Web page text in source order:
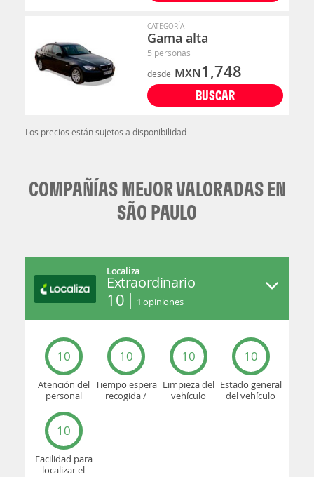
CATEGORÍA
Gama alta
5 personas
desde MXN1,748
BUSCAR
Los precios están sujetos a disponibilidad
COMPAÑÍAS MEJOR VALORADAS EN
SÃO PAULO
Localiza
Extraordinario
10 1 opiniones
10
Atención del
personal
10
Tiempo espera
recogida /
10
Limpieza del
vehículo
10
Estado general
del vehículo
10
Facilidad para
localizar el